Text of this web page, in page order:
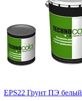
EPS22 Грунт ПЭ белый